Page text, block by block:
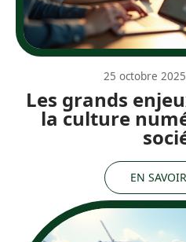
Les grands
la culture
25 octobre 2025
EN